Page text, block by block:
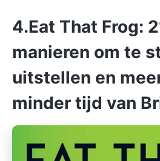
4.Eat That Frog:
manieren om te
uitstellen en
minder tijd van